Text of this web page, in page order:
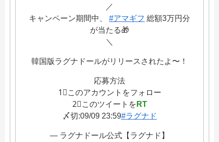
／
キャンペーン期間中、 #アマギフ 総額3万円分
が当たる🎁
＼
韓国版ラグナドールがリリースされたよ〜！
応募方法
1⃣このアカウントをフォロー
2⃣このツイートを RT
〆切:09/09 23:59#ラグナド
— ラグナドール公式【ラグナド】